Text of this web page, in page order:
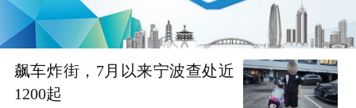
飙车炸街，7月以来宁波查处近
1200起